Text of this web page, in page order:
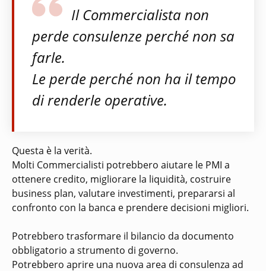
Il Commercialista non
perde consulenze perché non sa
farle.
Le perde perché non ha il tempo
di renderle operative.
Questa è la verità.
Molti Commercialisti potrebbero aiutare le PMI a
ottenere credito, migliorare la liquidità, costruire
business plan, valutare investimenti, prepararsi al
confronto con la banca e prendere decisioni migliori.
Potrebbero trasformare il bilancio da documento
obbligatorio a strumento di governo.
Potrebbero aprire una nuova area di consulenza ad